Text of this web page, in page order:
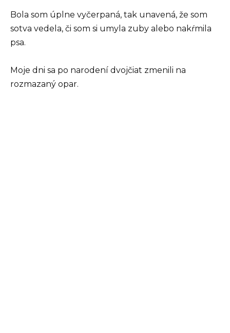
Bola som úplne vyčerpaná, tak unavená, že som
sotva vedela, či som si umyla zuby alebo nakŕmila
psa.
Moje dni sa po narodení dvojčiat zmenili na
rozmazaný opar.